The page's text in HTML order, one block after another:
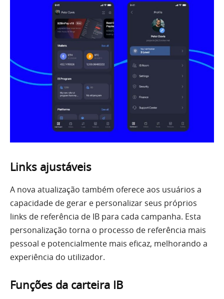
Links ajustáveis
A nova atualização também oferece aos usuários a
capacidade de gerar e personalizar seus próprios
links de referência de IB para cada campanha. Esta
personalização torna o processo de referência mais
pessoal e potencialmente mais eficaz, melhorando a
experiência do utilizador.
Funções da carteira IB